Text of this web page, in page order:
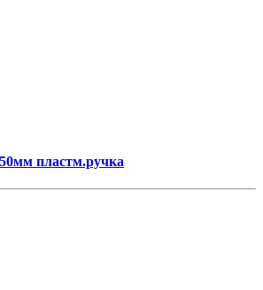
пластм.ручка